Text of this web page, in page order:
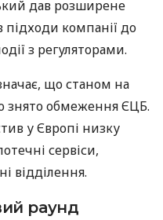
дав розширене
підходи компанії до
з регуляторами.
що станом на
знято обмеження ЄЦБ.
у Європі низку
сервіси,
відділення.
раунд